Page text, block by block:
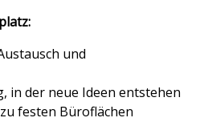
und
in der neue Ideen entstehen
festen Büroflächen